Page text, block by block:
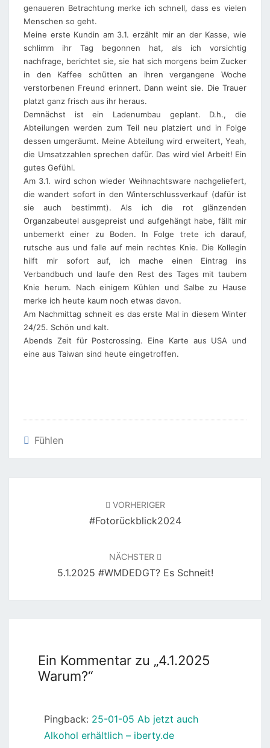
genaueren Betrachtung merke ich schnell, dass es vielen
Menschen so geht.
Meine erste Kundin am 3.1. erzählt mir an der Kasse, wie
schlimm ihr Tag begonnen hat, als ich vorsichtig
nachfrage, berichtet sie, sie hat sich morgens beim Zucker
in den Kaffee schütten an ihren vergangene Woche
verstorbenen Freund erinnert. Dann weint sie. Die Trauer
platzt ganz frisch aus ihr heraus.
Demnächst ist ein Ladenumbau geplant. D.h., die
Abteilungen werden zum Teil neu platziert und in Folge
dessen umgeräumt. Meine Abteilung wird erweitert, Yeah,
die Umsatzzahlen sprechen dafür. Das wird viel Arbeit! Ein
gutes Gefühl.
Am 3.1. wird schon wieder Weihnachtsware nachgeliefert,
die wandert sofort in den Winterschlussverkauf (dafür ist
sie auch bestimmt). Als ich die rot glänzenden
Organzabeutel ausgepreist und aufgehängt habe, fällt mir
unbemerkt einer zu Boden. In Folge trete ich darauf,
rutsche aus und falle auf mein rechtes Knie. Die Kollegin
hilft mir sofort auf, ich mache einen Eintrag ins
Verbandbuch und laufe den Rest des Tages mit taubem
Knie herum. Nach einigem Kühlen und Salbe zu Hause
merke ich heute kaum noch etwas davon.
Am Nachmittag schneit es das erste Mal in diesem Winter
24/25. Schön und kalt.
Abends Zeit für Postcrossing. Eine Karte aus USA und
eine aus Taiwan sind heute eingetroffen.
Fühlen
VORHERIGER
#Fotorückblick2024
NÄCHSTER
5.1.2025 #WMDEDGT? Es Schneit!
Ein Kommentar zu „4.1.2025
Warum?“
Pingback: 25-01-05 Ab jetzt auch
Alkohol erhältlich – iberty.de